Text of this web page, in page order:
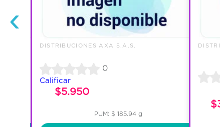
‹
DISTRIBUCIONES AXA S.A.S.
0
Calificar
$5.950
PUM: $ 185.94 g